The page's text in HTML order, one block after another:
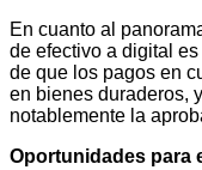
En cuanto al
de efectivo a digital
de que los pagos en
en bienes duraderos,
notablemente la
Oportunidades para